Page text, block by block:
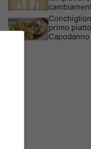
primo
Capodanno